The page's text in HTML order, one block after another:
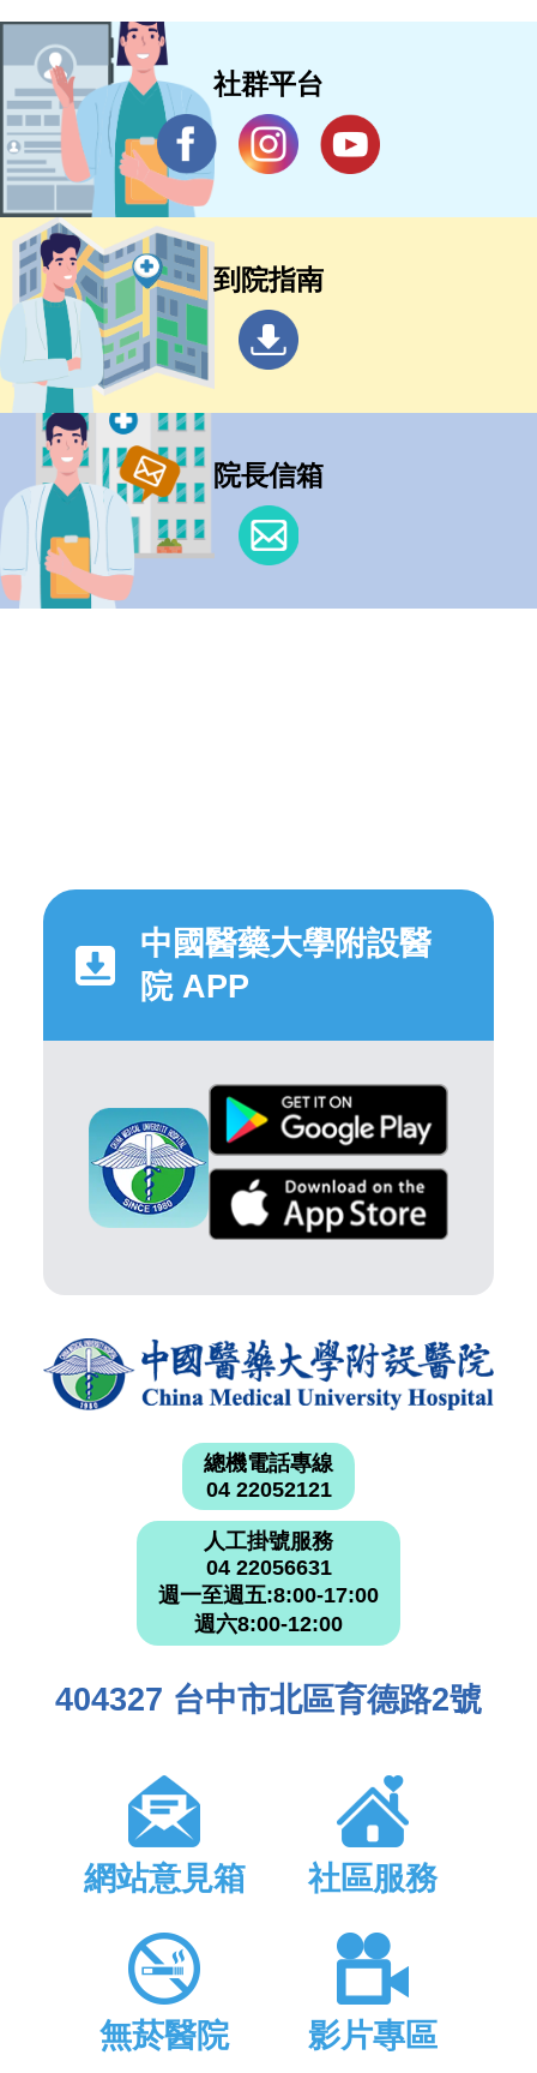
社群平台
到院指南
院長信箱
中國醫藥大學附設醫
院 APP
總機電話專線
04 22052121
人工掛號服務
04 22056631
週一至週五:8:00-17:00
週六8:00-12:00
404327 台中市北區育德路2號
網站意見箱 社區服務
無菸醫院 影片專區